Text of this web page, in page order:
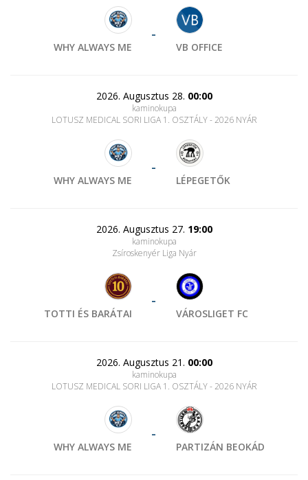
WHY ALWAYS ME
-
VB OFFICE
2026. Augusztus 28. 00:00
kaminokupa
LOTUSZ MEDICAL SORI LIGA 1. OSZTÁLY - 2026 NYÁR
WHY ALWAYS ME
-
LÉPEGETŐK
2026. Augusztus 27. 19:00
kaminokupa
Zsíroskenyér Liga Nyár
TOTTI ÉS BARÁTAI
-
VÁROSLIGET FC
2026. Augusztus 21. 00:00
kaminokupa
LOTUSZ MEDICAL SORI LIGA 1. OSZTÁLY - 2026 NYÁR
WHY ALWAYS ME
-
PARTIZÁN BEOKÁD